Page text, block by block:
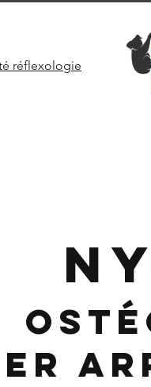
réflexologie